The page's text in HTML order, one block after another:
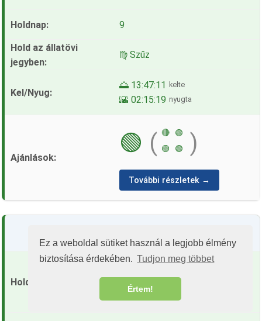
Ez a weboldal sütiket használ a legjobb élmény
biztosítása érdekében. Tudjon meg többet
Értem!
9
♍ Szűz
🌅 13:47:11 kelte
🌇 02:15:19 nyugta
🟢 ( 🔴
🟢
🟢
🟢 )
További részletek →
(75% Megvilágítás)